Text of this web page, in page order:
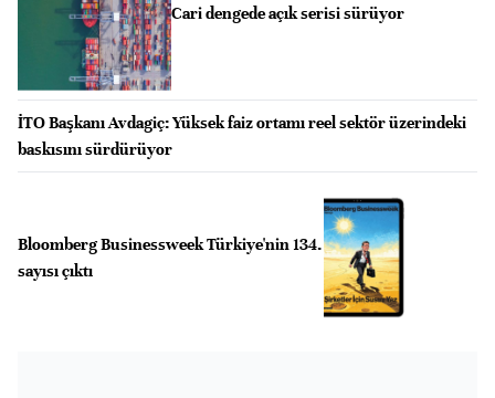
Cari dengede açık serisi sürüyor
İTO Başkanı Avdagiç: Yüksek faiz ortamı reel sektör üzerindeki
baskısını sürdürüyor
Bloomberg Businessweek Türkiye'nin 134.
sayısı çıktı